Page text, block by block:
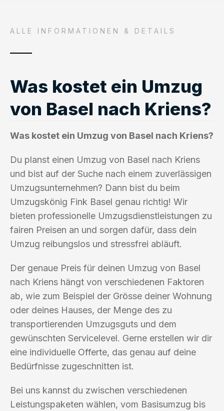
ALLE INFORMATIONEN & DETAILS
Was kostet ein Umzug
von Basel nach Kriens?
Was kostet ein Umzug von Basel nach Kriens?
Du planst einen Umzug von Basel nach Kriens
und bist auf der Suche nach einem zuverlässigen
Umzugsunternehmen? Dann bist du beim
Umzugskönig Fink Basel genau richtig! Wir
bieten professionelle Umzugsdienstleistungen zu
fairen Preisen an und sorgen dafür, dass dein
Umzug reibungslos und stressfrei abläuft.
Der genaue Preis für deinen Umzug von Basel
nach Kriens hängt von verschiedenen Faktoren
ab, wie zum Beispiel der Grösse deiner Wohnung
oder deines Hauses, der Menge des zu
transportierenden Umzugsguts und dem
gewünschten Servicelevel. Gerne erstellen wir dir
eine individuelle Offerte, das genau auf deine
Bedürfnisse zugeschnitten ist.
Bei uns kannst du zwischen verschiedenen
Leistungspaketen wählen, vom Basisumzug bis